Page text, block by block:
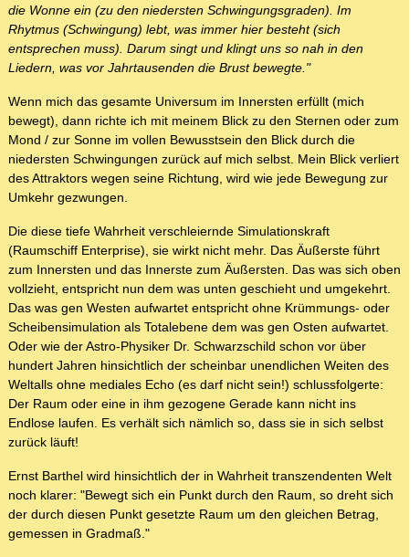
die Wonne ein (zu den niedersten Schwingungsgraden). Im
Rhytmus (Schwingung) lebt, was immer hier besteht (sich
entsprechen muss). Darum singt und klingt uns so nah in den
Liedern, was vor Jahrtausenden die Brust bewegte."
Wenn mich das gesamte Universum im Innersten erfüllt (mich
bewegt), dann richte ich mit meinem Blick zu den Sternen oder zum
Mond / zur Sonne im vollen Bewusstsein den Blick durch die
niedersten Schwingungen zurück auf mich selbst. Mein Blick verliert
des Attraktors wegen seine Richtung, wird wie jede Bewegung zur
Umkehr gezwungen.
Die diese tiefe Wahrheit verschleiernde Simulationskraft
(Raumschiff Enterprise), sie wirkt nicht mehr. Das Äußerste führt
zum Innersten und das Innerste zum Äußersten. Das was sich oben
vollzieht, entspricht nun dem was unten geschieht und umgekehrt.
Das was gen Westen aufwartet entspricht ohne Krümmungs- oder
Scheibensimulation als Totalebene dem was gen Osten aufwartet.
Oder wie der Astro-Physiker Dr. Schwarzschild schon vor über
hundert Jahren hinsichtlich der scheinbar unendlichen Weiten des
Weltalls ohne mediales Echo (es darf nicht sein!) schlussfolgerte:
Der Raum oder eine in ihm gezogene Gerade kann nicht ins
Endlose laufen. Es verhält sich nämlich so, dass sie in sich selbst
zurück läuft!
Ernst Barthel wird hinsichtlich der in Wahrheit transzendenten Welt
noch klarer: "Bewegt sich ein Punkt durch den Raum, so dreht sich
der durch diesen Punkt gesetzte Raum um den gleichen Betrag,
gemessen in Gradmaß."